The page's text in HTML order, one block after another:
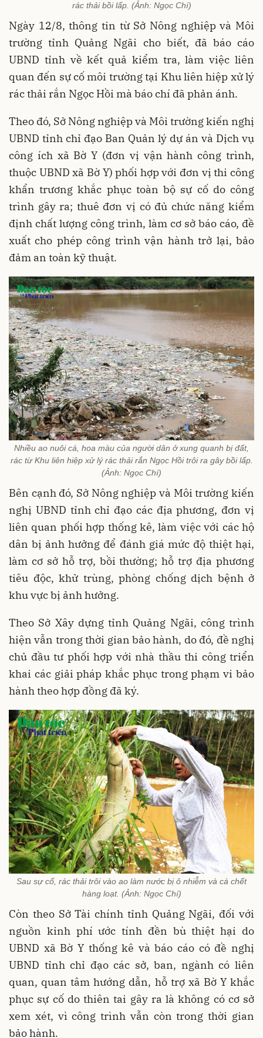
rác thải bồi lấp. (Ảnh: Ngọc Chí)
Ngày 12/8, thông tin từ Sở Nông nghiệp và Môi
trường tỉnh Quảng Ngãi cho biết, đã báo cáo
UBND tỉnh về kết quả kiểm tra, làm việc liên
quan đến sự cố môi trường tại Khu liên hiệp xử lý
rác thải rắn Ngọc Hồi mà báo chí đã phản ánh.
Theo đó, Sở Nông nghiệp và Môi trường kiến nghị
UBND tỉnh chỉ đạo Ban Quản lý dự án và Dịch vụ
công ích xã Bờ Y (đơn vị vận hành công trình,
thuộc UBND xã Bờ Y) phối hợp với đơn vị thi công
khẩn trương khắc phục toàn bộ sự cố do công
trình gây ra; thuê đơn vị có đủ chức năng kiểm
định chất lượng công trình, làm cơ sở báo cáo, đề
xuất cho phép công trình vận hành trở lại, bảo
đảm an toàn kỹ thuật.
Nhiều ao nuôi cá, hoa màu của người dân ở xung quanh bị đất,
rác từ Khu liên hiệp xử lý rác thải rắn Ngọc Hồi trôi ra gây bồi lấp.
(Ảnh: Ngọc Chí)
Bên cạnh đó, Sở Nông nghiệp và Môi trường kiến
nghị UBND tỉnh chỉ đạo các địa phương, đơn vị
liên quan phối hợp thống kê, làm việc với các hộ
dân bị ảnh hưởng để đánh giá mức độ thiệt hại,
làm cơ sở hỗ trợ, bồi thường; hỗ trợ địa phương
tiêu độc, khử trùng, phòng chống dịch bệnh ở
khu vực bị ảnh hưởng.
Theo Sở Xây dựng tỉnh Quảng Ngãi, công trình
hiện vẫn trong thời gian bảo hành, do đó, đề nghị
chủ đầu tư phối hợp với nhà thầu thi công triển
khai các giải pháp khắc phục trong phạm vi bảo
hành theo hợp đồng đã ký.
Sau sự cố, rác thải trôi vào ao làm nước bị ô nhiễm và cá chết
hàng loạt. (Ảnh: Ngọc Chí)
Còn theo Sở Tài chính tỉnh Quảng Ngãi, đối với
nguồn kinh phí ước tính đền bù thiệt hại do
UBND xã Bờ Y thống kê và báo cáo có đề nghị
UBND tỉnh chỉ đạo các sở, ban, ngành có liên
quan, quan tâm hướng dẫn, hỗ trợ xã Bờ Y khắc
phục sự cố do thiên tai gây ra là không có cơ sở
xem xét, vì công trình vẫn còn trong thời gian
bảo hành.